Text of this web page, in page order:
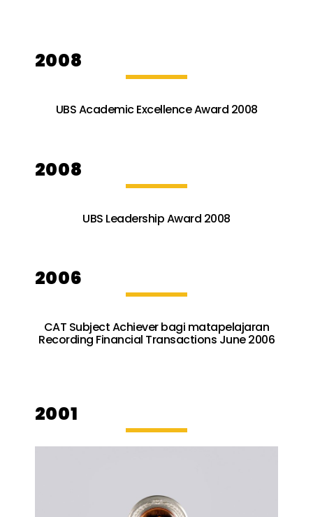
2008
UBS Academic Excellence Award 2008
2008
UBS Leadership Award 2008
2006
CAT Subject Achiever bagi matapelajaran
Recording Financial Transactions June 2006
2001